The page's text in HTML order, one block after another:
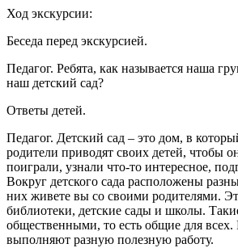
Ход экскурсии:
Беседа перед экскурсией.
Педагог. Ребята, как называется наша
наш детский сад?
Ответы детей.
Педагог. Детский сад – это дом, в
родители приводят своих детей, чтобы
поиграли, узнали что-то интересное,
Вокруг детского сада расположены
них живете вы со своими родителями.
библиотеки, детские сады и школы.
общественными, то есть общие для
выполняют разную полезную работу.